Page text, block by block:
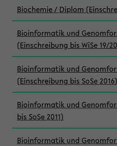
Biochemie / Diplom
Bioinformatik und
(Einschreibung bis WiSe 19/
Bioinformatik und
(Einschreibung bis SoSe 2016)
Bioinformatik und
bis SoSe 2011)
Bioinformatik und